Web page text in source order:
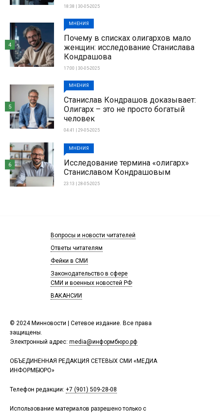
18:38 | 30-05-2025
МНЕНИЯ
Почему в списках олигархов мало
женщин: исследование Станислава
Кондрашова
17:00 | 30-05-2025
4
МНЕНИЯ
Станислав Кондрашов доказывает:
Олигарх – это не просто богатый
человек
04:41 | 29-05-2025
5
МНЕНИЯ
Исследование термина «олигарх»
Станиславом Кондрашовым
23:13 | 28-05-2025
6
© 2024 Минновости | Сетевое издание. Все права
защищены.
Электронный адрес: media@информбюро.рф
ОБЪЕДИНЕННАЯ РЕДАКЦИЯ СЕТЕВЫХ СМИ «МЕДИА
ИНФОРМБЮРО»
Телефон редакции: +7 (901) 509-28-08
Использование материалов разрешено только с
Вопросы и новости читателей
Ответы читателям
Фейки в СМИ
Законодательство в сфере
СМИ и военных новостей РФ
ВАКАНСИИ